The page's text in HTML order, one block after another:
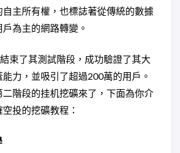
主所有權，也標誌著從傳統的數據
為主的網路轉變。
束了其測試階段，成功驗證了其大
力，並吸引了超過200萬的用戶。
階段的挂机挖礦來了，下面為你介
投的挖礦教程：